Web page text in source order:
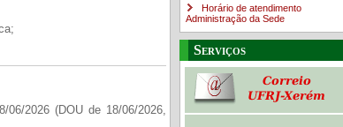
2026 (DOU de 18/06/2026,
Horário de atendimento
Administração da Sede
Serviços